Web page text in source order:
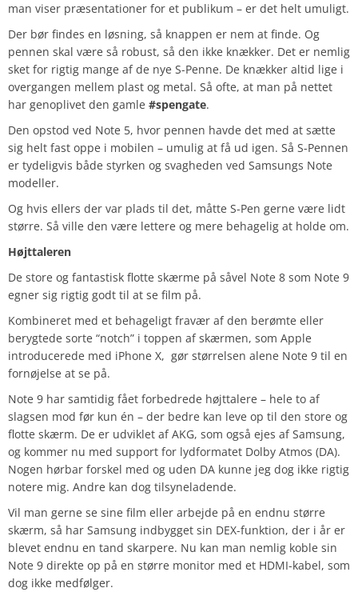
man viser præsentationer for et publikum – er det helt umuligt.
Der bør findes en løsning, så knappen er nem at finde. Og
pennen skal være så robust, så den ikke knækker. Det er nemlig
sket for rigtig mange af de nye S-Penne. De knækker altid lige i
overgangen mellem plast og metal. Så ofte, at man på nettet
har genoplivet den gamle #spengate.
Den opstod ved Note 5, hvor pennen havde det med at sætte
sig helt fast oppe i mobilen – umulig at få ud igen. Så S-Pennen
er tydeligvis både styrken og svagheden ved Samsungs Note
modeller.
Og hvis ellers der var plads til det, måtte S-Pen gerne være lidt
større. Så ville den være lettere og mere behagelig at holde om.
Højttaleren
De store og fantastisk flotte skærme på såvel Note 8 som Note 9
egner sig rigtig godt til at se film på.
Kombineret med et behageligt fravær af den berømte eller
berygtede sorte “notch” i toppen af skærmen, som Apple
introducerede med iPhone X, gør størrelsen alene Note 9 til en
fornøjelse at se på.
Note 9 har samtidig fået forbedrede højttalere – hele to af
slagsen mod før kun én – der bedre kan leve op til den store og
flotte skærm. De er udviklet af AKG, som også ejes af Samsung,
og kommer nu med support for lydformatet Dolby Atmos (DA).
Nogen hørbar forskel med og uden DA kunne jeg dog ikke rigtig
notere mig. Andre kan dog tilsyneladende.
Vil man gerne se sine film eller arbejde på en endnu større
skærm, så har Samsung indbygget sin DEX-funktion, der i år er
blevet endnu en tand skarpere. Nu kan man nemlig koble sin
Note 9 direkte op på en større monitor med et HDMI-kabel, som
dog ikke medfølger.